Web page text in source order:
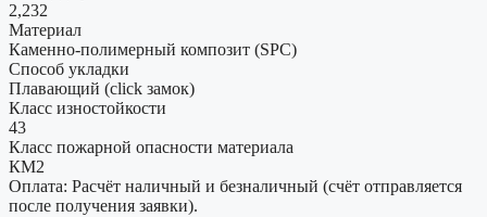
2,232
Материал
Каменно-полимерный композит (SPC)
Способ укладки
Плавающий (click замок)
Класс изностойкости
43
Класс пожарной опасности материала
КМ2
Оплата: Расчёт наличный и безналичный (счёт отправляется
после получения заявки).